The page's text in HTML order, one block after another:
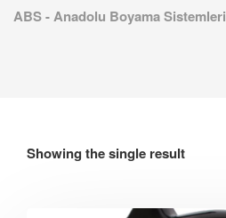
ABS - Anadolu Boyama Sistemleri
Showing the single result